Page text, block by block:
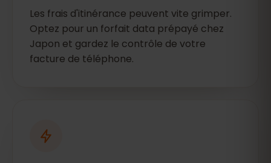
Les frais d'itinérance peuvent vite grimper.
Optez pour un forfait data prépayé chez
Japon et gardez le contrôle de votre
facture de téléphone.